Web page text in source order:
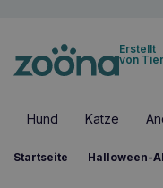
Erstellt
von
Hund Katze
Startseite — Halloween-